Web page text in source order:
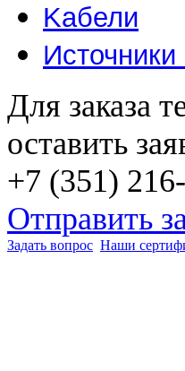
Kабели
Источники
Для заказа
оставить
+7 (351)
Отправить
Задать вопрос Наши